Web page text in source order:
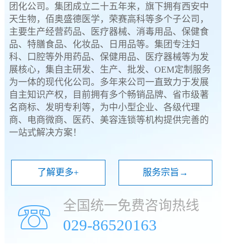
团化公司。集团成立二十五年来，旗下拥有西安中
天生物，佰奥盛德医学，荣赛高科等多个子公司，
主要生产经营药品、医疗器械、消毒用品、保健食
品、特膳食品、化妆品、日用品等。集团专注妇
科、口腔等外用药品、保健用品、医疗器械等为发
展核心，集自主研发、生产、批发、OEM定制服务
为一体的现代化公司。多年来公司一直致力于发展
自主知识产权，目前拥有多个畅销品牌、省市级著
名商标、发明专利等，为中小型企业、各级代理
商、电商微商、医药、美容连锁等机构提供完善的
一站式解决方案！
了解更多+ 服务宗旨→
☏ 全国统一免费咨询热线
029-86520163